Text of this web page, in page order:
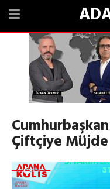
Çiftçiye Müjde